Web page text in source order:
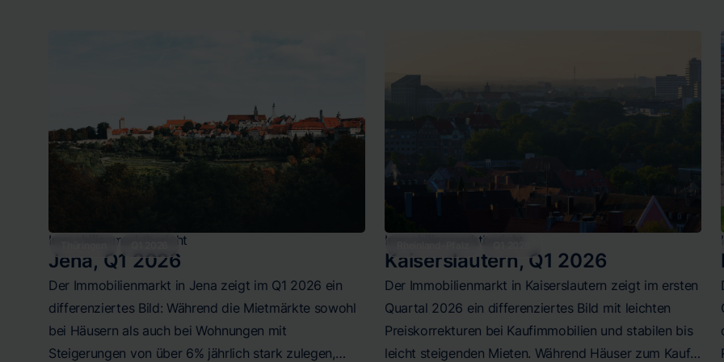
durchschnittlichen Quadratmeterpreise liegen beim
Kauf zwischen 3.768,94 €/m² (Wohnungen) und
3.936,63 €/m² (Häuser), bei Mieten zwischen 13,17
€/m² (Häuser) und 14,72 €/m² (Wohnungen).
um 9,26% im Quartal, während Wohnungsmieten mit
8,13 €/m² praktisch unverändert bleiben. Insgesamt
positioniert sich Herne weiterhin als bezahlbare
Alternative im Ruhrgebiet mit breiten Preisspannen,
Immobilienmarktbericht
Jena, Q1 2026
Der Immobilienmarkt in Jena zeigt im Q1 2026 ein
differenziertes Bild: Während die Mietmärkte sowohl
bei Häusern als auch bei Wohnungen mit
Steigerungen von über 6% jährlich stark zulegen,
Immobilienmarktbericht
Kaiserslautern, Q1 2026
Der Immobilienmarkt in Kaiserslautern zeigt im ersten
Quartal 2026 ein differenziertes Bild mit leichten
Preiskorrekturen bei Kaufimmobilien und stabilen bis
leicht steigenden Mieten. Während Häuser zum Kauf